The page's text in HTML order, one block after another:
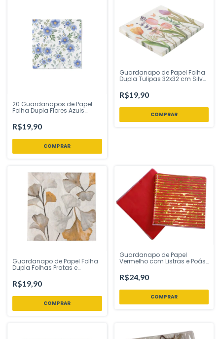
20 Guardanapos de Papel
Folha Dupla Flores Azuis
das Festas - Inspire sua
Festa Loja
R$19,90
Guardanapo de Papel Folha
Dupla Tulipas 32x32 cm Silver
Loja
R$19,90
Guardanapo de Papel Folha
Dupla Folhas Pratas e
Festas - Inspire sua Festa
Loja
R$19,90
Guardanapo de Papel
Vermelho com Listras e Poás
Unidades | Dupla Camada –
Ponto das Festas – Insp
R$24,90